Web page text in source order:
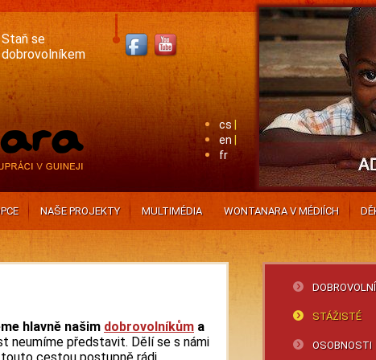
Staň se
dobrovolníkem
cs
en
fr
NAŠE PROJEKTY MULTIMÉDIA WONTANARA V MÉDIÍCH
hlavně našim dobrovolníkům a
neumíme představit. Dělí se s námi
STÁŽISTÉ
OSOBNOSTI